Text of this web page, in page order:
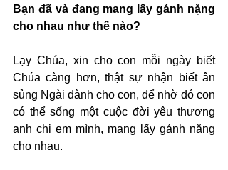
Bạn đã và đang mang lấy gánh nặng
cho nhau như thế nào?
Lạy Chúa, xin cho con mỗi ngày biết
Chúa càng hơn, thật sự nhận biết ân
sủng Ngài dành cho con, để nhờ đó con
có thể sống một cuộc đời yêu thương
anh chị em mình, mang lấy gánh nặng
cho nhau.